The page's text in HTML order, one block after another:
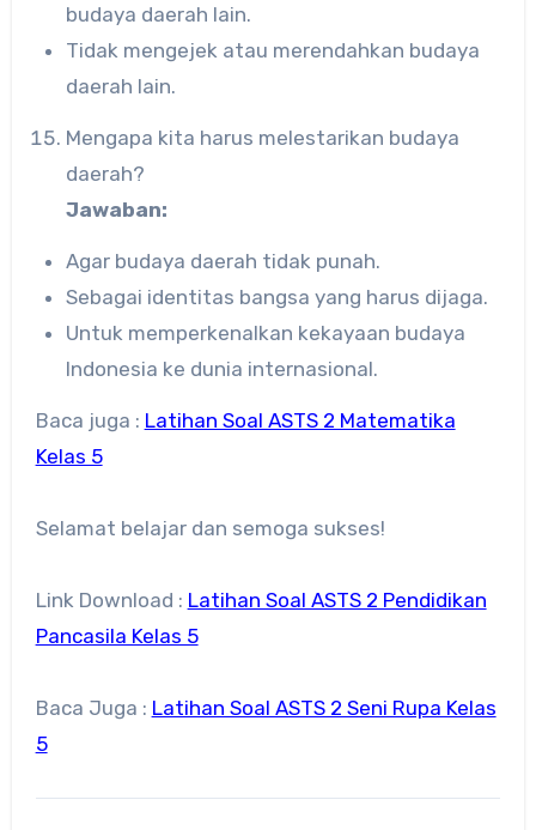
budaya daerah lain.
Tidak mengejek atau merendahkan budaya
daerah lain.
Mengapa kita harus melestarikan budaya
daerah?
Jawaban:
Agar budaya daerah tidak punah.
Sebagai identitas bangsa yang harus dijaga.
Untuk memperkenalkan kekayaan budaya
Indonesia ke dunia internasional.
Baca juga : Latihan Soal ASTS 2 Matematika
Kelas 5
Selamat belajar dan semoga sukses!
Link Download : Latihan Soal ASTS 2 Pendidikan
Pancasila Kelas 5
Baca Juga : Latihan Soal ASTS 2 Seni Rupa Kelas
5